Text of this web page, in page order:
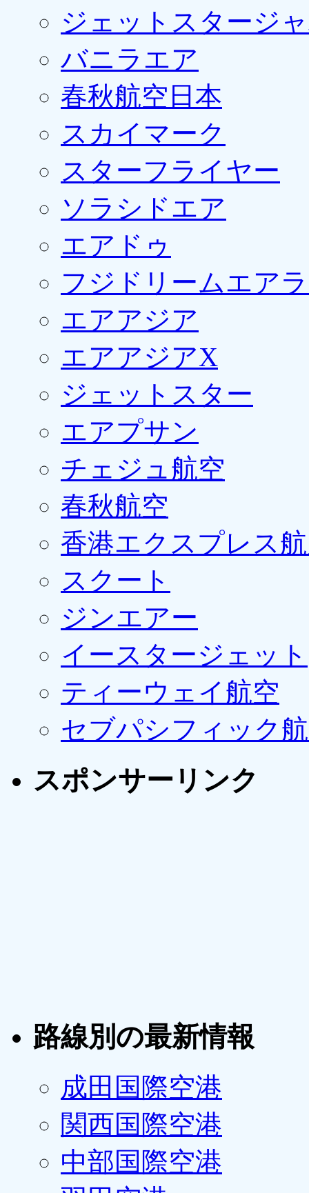
ジェットスタージ
バニラエア
春秋航空日本
スカイマーク
スターフライヤー
ソラシドエア
エアドゥ
フジドリームエア
エアアジア
エアアジアX
ジェットスター
エアプサン
チェジュ航空
春秋航空
香港エクスプレス
スクート
ジンエアー
イースタージェット
ティーウェイ航空
セブパシフィック
スポンサーリンク
路線別の最新情報
成田国際空港
関西国際空港
中部国際空港